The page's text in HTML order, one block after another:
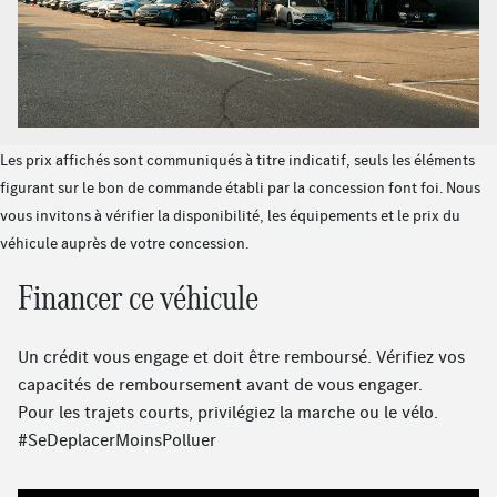
Radio digitale
Climatisation automatique THERMATIC à 2 zones
Eclairage de proximité avec projection du logo de la
marque
Régulateur de vitesse avec pré-installation pour
DISTRONIC
Service connecté : Assistant de feux de route adaptatifs
Projecteurs LED hautes performances
Prise de charge
Console centrale noir brillant
Prééquipement pour radio digitale
Sièges confort
Chargeur embarqué 11 kW AC
Ecran média tactile 11,9''
Les prix affichés sont communiqués à titre indicatif, seuls les éléments
figurant sur le bon de commande établi par la concession font foi. Nous
vous invitons à vérifier la disponibilité, les équipements et le prix du
véhicule auprès de votre concession.
Financer ce véhicule
Un crédit vous engage et doit être remboursé. Vérifiez vos
capacités de remboursement avant de vous engager.
Pour les trajets courts, privilégiez la marche ou le vélo.
#SeDeplacerMoinsPolluer